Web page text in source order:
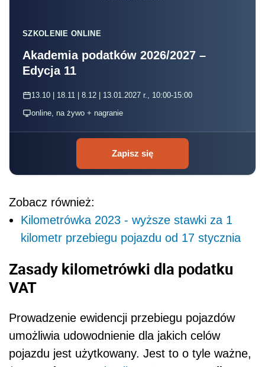
SZKOLENIE ONLINE
Akademia podatków 2026/2027 –
Edycja 11
13.10 | 18.11 | 8.12 | 13.01.2027 r., 10:00-15:00
online, na żywo + nagranie
Zapisz się
Zobacz również:
Kilometrówka 2023 - wyższe stawki za 1
kilometr przebiegu pojazdu od 17 stycznia
Zasady kilometrówki dla podatku
VAT
Prowadzenie ewidencji przebiegu pojazdów
umożliwia udowodnienie dla jakich celów
pojazdu jest użytkowany. Jest to o tyle ważne,